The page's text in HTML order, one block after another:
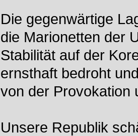
Die gegenwärtige
die Marionetten der
Stabilität auf der
ernsthaft bedroht
von der Provokation
Unsere Republik